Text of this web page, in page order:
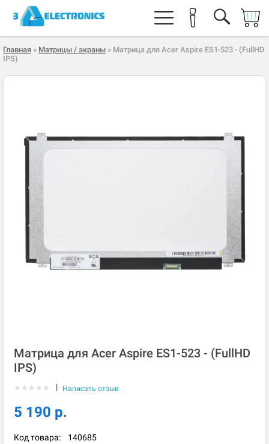
Главная » Матрицы / экраны » Матрица для Acer Aspire ES1-523 - (FullHD
IPS)
Матрица для Acer Aspire ES1-523 - (FullHD
IPS)
★ ★ ★ ★ ★ | Написать отзыв
5 190 р.
Код товара: 140685